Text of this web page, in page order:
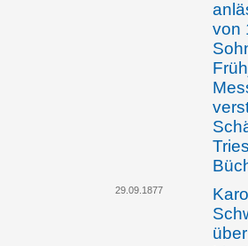
von
29.09.1877